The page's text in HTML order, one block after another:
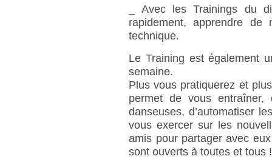
_ Avec les Trainings du
rapidement, apprendre de
technique.
Le Training est également
semaine.
Plus vous pratiquerez et
permet de vous
danseuses, d’automatiser
vous exercer sur les
amis pour partager avec
sont ouverts à toutes et tous !